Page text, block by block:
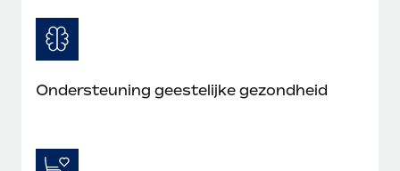
Ondersteuning geestelijke gezondheid